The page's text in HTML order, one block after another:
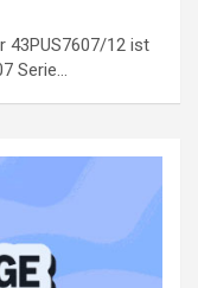
43PUS7607/12 ist
Serie…